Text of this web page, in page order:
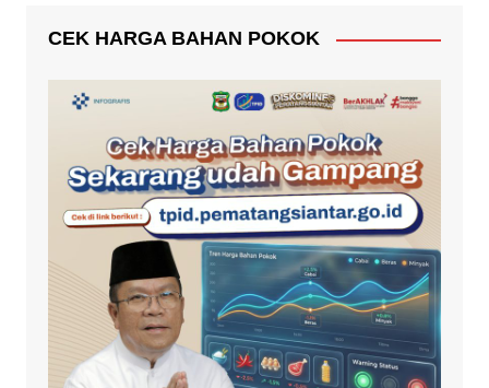
CEK HARGA BAHAN POKOK